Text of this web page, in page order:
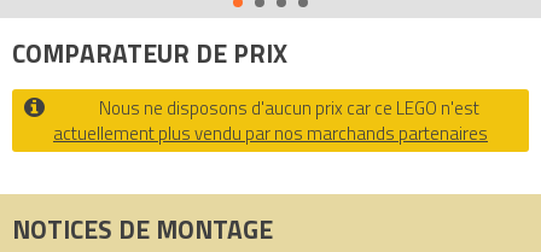
Tous les prix duLEGO Duplo 5681 Le poste de police (Police
Station)sur Avenue de la brique, comparateur de prix 100%
Code EAN du LEGO Duplo 5681 : 5702014734012.
COMPARATEUR DE PRIX
Nous ne disposons d'aucun prix car ce LEGO n'est
actuellement plus vendu par nos marchands partenaires
NOTICES DE MONTAGE